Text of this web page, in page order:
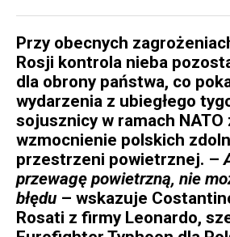
Przy obecnych
Rosji kontrola nieba
dla obrony państwa, co
wydarzenia z ubiegłego
sojusznicy w ramach NATO
wzmocnienie polskich
przestrzeni powietrznej. –
przewagę powietrzną, nie
błędu – wskazuje
Rosati z firmy Leonardo,